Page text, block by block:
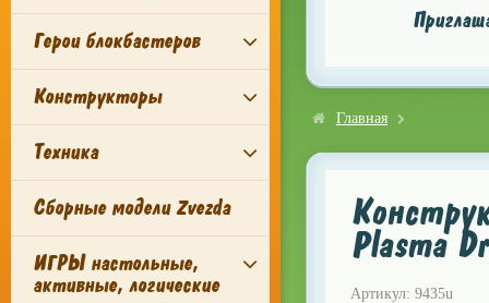
Герои блокбастеров
Конструкторы
Техника
Сборные модели Zvezda
ИГРЫ настольные,
активные, логические
Главная
Plasma
Артикул: 9435u